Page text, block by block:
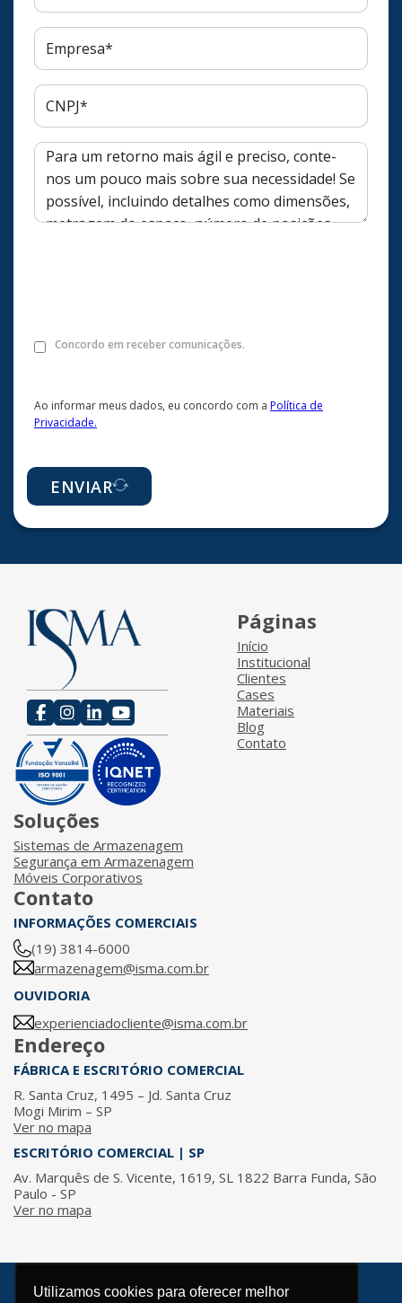
Utilizamos cookies para oferecer melhor
Concordo em receber comunicações.
Ao informar meus dados, eu concordo com a Política de
Privacidade.
ENVIAR
Páginas
Início
Institucional
Clientes
Cases
Materiais
Blog
Contato
Soluções
Sistemas de Armazenagem
Segurança em Armazenagem
Móveis Corporativos
Contato
INFORMAÇÕES COMERCIAIS
(19) 3814-6000
armazenagem@isma.com.br
OUVIDORIA
experienciadocliente@isma.com.br
Endereço
FÁBRICA E ESCRITÓRIO COMERCIAL
R. Santa Cruz, 1495 – Jd. Santa Cruz
Mogi Mirim – SP
Ver no mapa
ESCRITÓRIO COMERCIAL | SP
Av. Marquês de S. Vicente, 1619, SL 1822 Barra Funda, São
Paulo - SP
Ver no mapa